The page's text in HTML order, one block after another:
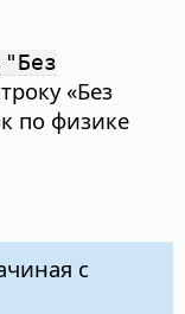
«Без
по физике
с